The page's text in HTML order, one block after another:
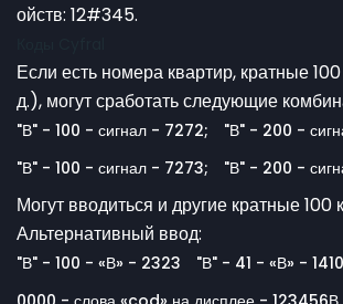
ойств: 12#345.
Если есть номера квартир, кратные
д.), могут сработать следующие
"В" - 100 - сигнал - 7272;
"В" - 200 -
"В" - 100 - сигнал - 7273;
"В" - 200 -
Могут вводиться и другие кратные 100
Альтернативный ввод:
"В" - 100 - «В» - 2323
"В" - 41 - «В» - 1410